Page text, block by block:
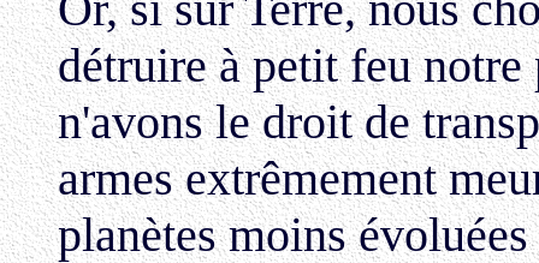
détruire à petit feu notre
n'avons le droit de
armes extrêmement
planètes moins